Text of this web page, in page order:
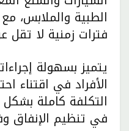
الطبية والملابس،
فترات زمنية لا
يتميز بسهولة
الأفراد في اقتناء
التكلفة كاملة
في تنظيم الإنفاق